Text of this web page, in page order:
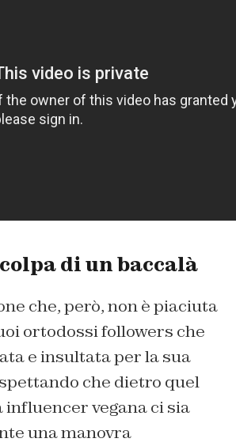
di un baccalà
che, però, non è piaciuta
ortodossi followers che
e insultata per la sua
che dietro quel
influencer vegana ci sia
una manovra